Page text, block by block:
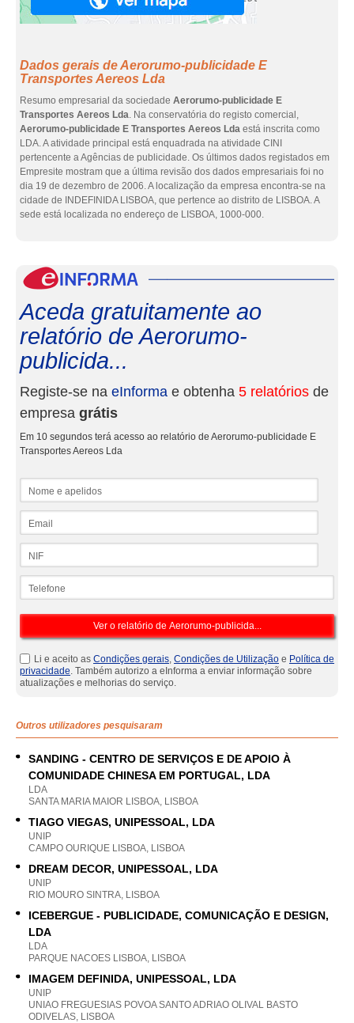
Dados gerais de Aerorumo-publicidade E
Transportes Aereos Lda
Resumo empresarial da sociedade Aerorumo-publicidade E
Transportes Aereos Lda. Na conservatória do registo comercial,
Aerorumo-publicidade E Transportes Aereos Lda está inscrita como
LDA. A atividade principal está enquadrada na atividade CINI
pertencente a Agências de publicidade. Os últimos dados registados em
Empresite mostram que a última revisão dos dados empresariais foi no
dia 19 de dezembro de 2006. A localização da empresa encontra-se na
cidade de INDEFINIDA LISBOA, que pertence ao distrito de LISBOA. A
sede está localizada no endereço de LISBOA, 1000-000.
Aceda gratuitamente ao
relatório de Aerorumo-
publicida...
Registe-se na eInforma e obtenha 5 relatórios de
empresa grátis
Em 10 segundos terá acesso ao relatório de Aerorumo-publicidade E
Transportes Aereos Lda
Li e aceito as Condições gerais, Condições de Utilização e Política de
privacidade. Também autorizo a eInforma a enviar informação sobre
atualizações e melhorias do serviço.
Outros utilizadores pesquisaram
SANDING - CENTRO DE SERVIÇOS E DE APOIO À
COMUNIDADE CHINESA EM PORTUGAL, LDA
LDA
SANTA MARIA MAIOR LISBOA, LISBOA
TIAGO VIEGAS, UNIPESSOAL, LDA
UNIP
CAMPO OURIQUE LISBOA, LISBOA
DREAM DECOR, UNIPESSOAL, LDA
UNIP
RIO MOURO SINTRA, LISBOA
ICEBERGUE - PUBLICIDADE, COMUNICAÇÃO E DESIGN,
LDA
LDA
PARQUE NACOES LISBOA, LISBOA
IMAGEM DEFINIDA, UNIPESSOAL, LDA
UNIP
UNIAO FREGUESIAS POVOA SANTO ADRIAO OLIVAL BASTO
ODIVELAS, LISBOA